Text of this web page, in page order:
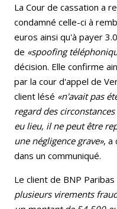
La Cour de cassation a
condamné celle-ci à
euros ainsi qu'à payer
de «spoofing
décision. Elle confirme
par la cour d'appel de
client lésé «n'avait pas
regard des
eu lieu, il ne peut être
une négligence grave», a
dans un communiqué.
Le client de BNP
plusieurs virements